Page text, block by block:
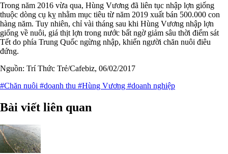
Trong năm 2016 vừa qua, Hùng Vương đã liên tục nhập lợn giống
thuộc dòng cụ kỵ nhằm mục tiêu từ năm 2019 xuất bán 500.000 con
hàng năm. Tuy nhiên, chỉ vài tháng sau khi Hùng Vương nhập lợn
giống về nuôi, giá thịt lợn trong nước bất ngờ giảm sâu thời điểm sát
Tết do phía Trung Quốc ngừng nhập, khiến người chăn nuôi điêu
đứng.
Nguồn: Trí Thức Trẻ/Cafebiz, 06/02/2017
#Chăn nuôi #doanh thu #Hùng Vương #doanh nghiệp
Bài viết liên quan